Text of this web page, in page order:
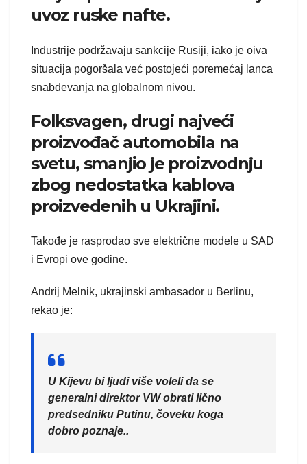
uvoz ruske nafte.
Industrije podržavaju sankcije Rusiji, iako je oiva
situacija pogoršala već postojeći poremećaj lanca
snabdevanja na globalnom nivou.
Folksvagen, drugi najveći
proizvođač automobila na
svetu, smanjio je proizvodnju
zbog nedostatka kablova
proizvedenih u Ukrajini.
Takođe je rasprodao sve električne modele u SAD
i Evropi ove godine.
Andrij Melnik, ukrajinski ambasador u Berlinu,
rekao je:
U Kijevu bi ljudi više voleli da se
generalni direktor VW obrati lično
predsedniku Putinu, čoveku koga
dobro poznaje..